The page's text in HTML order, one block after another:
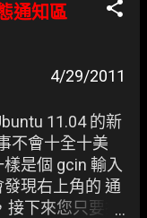
通知區
4/29/2011
11.04 的新
不會十全十美
是個 gcin 輸入
現右上角的 通
下來您只要打